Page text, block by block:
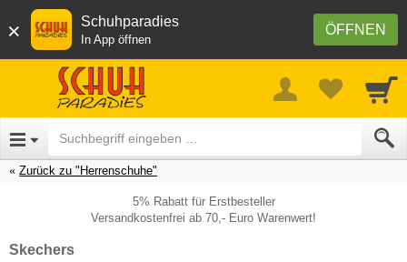
× ÖFFNEN
Schuhparadies
In App öffnen
Zurück zu "Herrenschuhe"
5% Rabatt für Erstbesteller
Versandkostenfrei ab 70,- Euro Warenwert!
Skechers